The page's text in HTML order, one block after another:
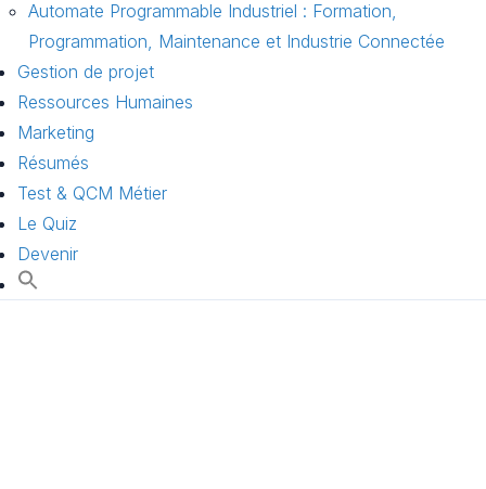
Automate Programmable Industriel : Formation,
Programmation, Maintenance et Industrie Connectée
Gestion de projet
Ressources Humaines
Marketing
Résumés
Test & QCM Métier
Le Quiz
Devenir